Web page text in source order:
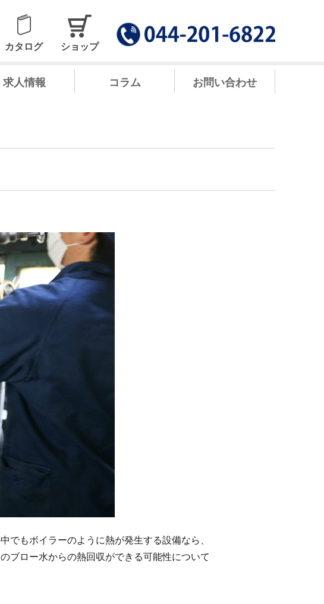
カタログ ショップ
求人情報 コラム お問い合わせ
もボイラーのように熱が発生する設備なら、
ブロー水からの熱回収ができる可能性について